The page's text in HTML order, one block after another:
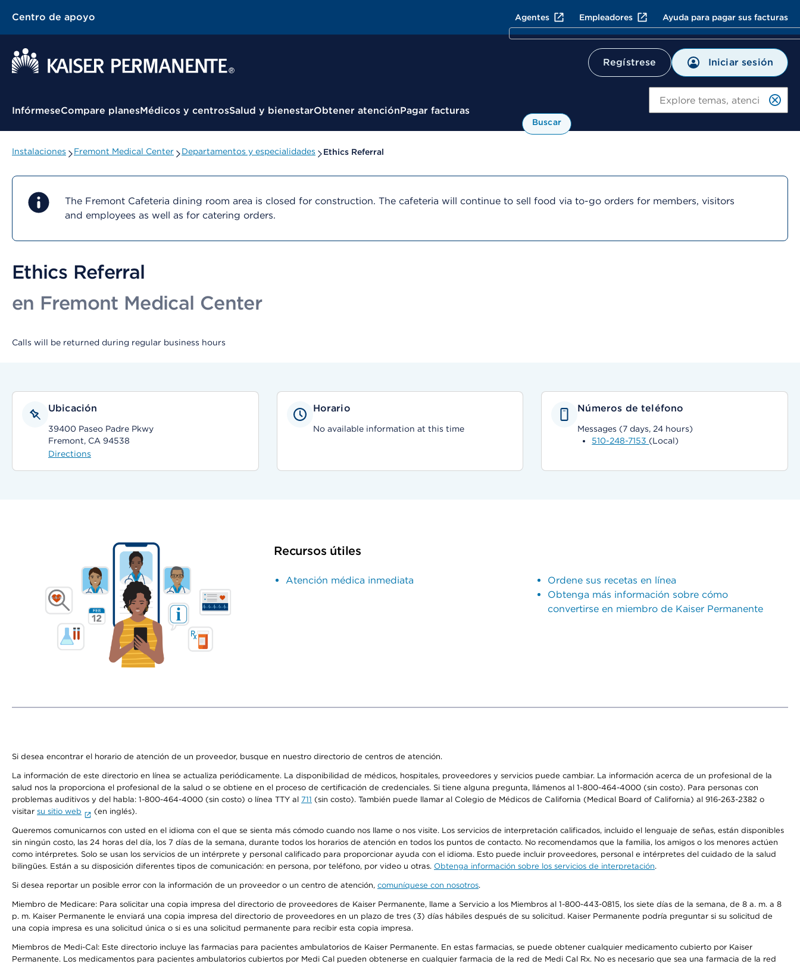
Centro de apoyo Agentes Empleadores Ayuda para pagar sus facturas
Regístrese Iniciar sesión
Menú contextual
InfórmeseCompare planesMédicos y centrosSalud y bienestarObtener atenciónPagar facturas
Buscar
Instalaciones Fremont Medical Center Departamentos y especialidades Ethics Referral
The Fremont Cafeteria dining room area is closed for construction. The cafeteria will continue to sell food via to-go orders for members, visitors
and employees as well as for catering orders.
Ethics Referral
en Fremont Medical Center
Calls will be returned during regular business hours
Ubicación
39400 Paseo Padre Pkwy
Fremont, CA 94538
Directions
Horario
No available information at this time
Números de teléfono
Messages (7 days, 24 hours)
510-248-7153 (Local)
Recursos útiles
Atención médica inmediata
Ordene sus recetas en línea
Obtenga más información sobre cómo
convertirse en miembro de Kaiser Permanente
Si desea encontrar el horario de atención de un proveedor, busque en nuestro directorio de centros de atención.
La información de este directorio en línea se actualiza periódicamente. La disponibilidad de médicos, hospitales, proveedores y servicios puede cambiar. La información acerca de un profesional de la
salud nos la proporciona el profesional de la salud o se obtiene en el proceso de certificación de credenciales. Si tiene alguna pregunta, llámenos al 1-800-464-4000 (sin costo). Para personas con
problemas auditivos y del habla: 1-800-464-4000 (sin costo) o línea TTY al 711 (sin costo). También puede llamar al Colegio de Médicos de California (Medical Board of California) al 916-263-2382 o
visitar su sitio web (en inglés).
Queremos comunicarnos con usted en el idioma con el que se sienta más cómodo cuando nos llame o nos visite. Los servicios de interpretación calificados, incluido el lenguaje de señas, están disponibles
sin ningún costo, las 24 horas del día, los 7 días de la semana, durante todos los horarios de atención en todos los puntos de contacto. No recomendamos que la familia, los amigos o los menores actúen
como intérpretes. Solo se usan los servicios de un intérprete y personal calificado para proporcionar ayuda con el idioma. Esto puede incluir proveedores, personal e intérpretes del cuidado de la salud
bilingües. Están a su disposición diferentes tipos de comunicación: en persona, por teléfono, por video u otras. Obtenga información sobre los servicios de interpretación.
Si desea reportar un posible error con la información de un proveedor o un centro de atención, comuníquese con nosotros.
Miembro de Medicare: Para solicitar una copia impresa del directorio de proveedores de Kaiser Permanente, llame a Servicio a los Miembros al 1-800-443-0815, los siete días de la semana, de 8 a. m. a 8
p. m. Kaiser Permanente le enviará una copia impresa del directorio de proveedores en un plazo de tres (3) días hábiles después de su solicitud. Kaiser Permanente podría preguntar si su solicitud de
una copia impresa es una solicitud única o si es una solicitud permanente para recibir esta copia impresa.
Miembros de Medi-Cal: Este directorio incluye las farmacias para pacientes ambulatorios de Kaiser Permanente. En estas farmacias, se puede obtener cualquier medicamento cubierto por Kaiser
Permanente. Los medicamentos para pacientes ambulatorios cubiertos por Medi Cal pueden obtenerse en cualquier farmacia de la red de Medi Cal Rx. No es necesario que sea una farmacia de la red